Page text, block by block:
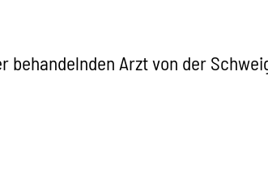
Arzt von der